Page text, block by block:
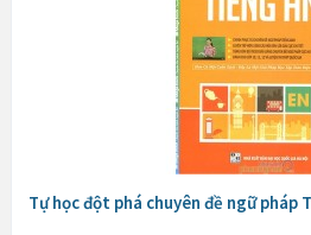
Tự học đột phá chuyên đề ngữ pháp